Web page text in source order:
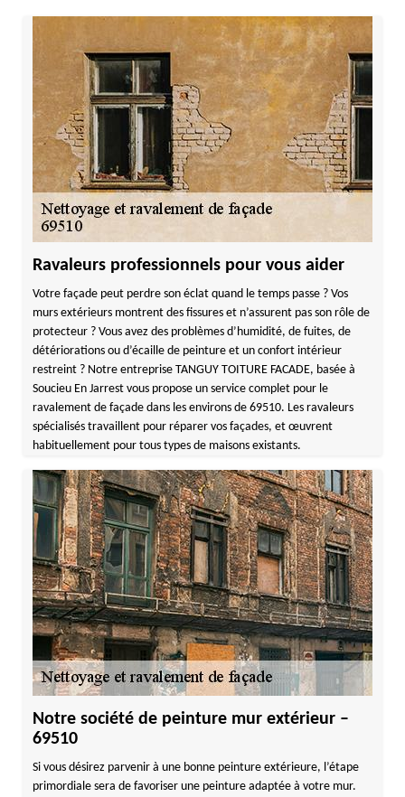
Ravaleurs professionnels pour vous aider
Votre façade peut perdre son éclat quand le temps passe ? Vos
murs extérieurs montrent des fissures et n’assurent pas son rôle de
protecteur ? Vous avez des problèmes d’humidité, de fuites, de
détériorations ou d’écaille de peinture et un confort intérieur
restreint ? Notre entreprise TANGUY TOITURE FACADE, basée à
Soucieu En Jarrest vous propose un service complet pour le
ravalement de façade dans les environs de 69510. Les ravaleurs
spécialisés travaillent pour réparer vos façades, et œuvrent
habituellement pour tous types de maisons existants.
Notre société de peinture mur extérieur –
69510
Si vous désirez parvenir à une bonne peinture extérieure, l’étape
primordiale sera de favoriser une peinture adaptée à votre mur.